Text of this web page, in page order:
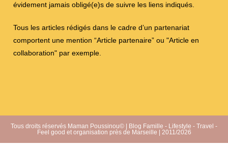
évidement jamais obligé(e)s de suivre les liens indiqués.
Tous les articles rédigés dans le cadre d’un partenariat
comportent une mention “Article partenaire” ou "Article en
collaboration" par exemple.
Tous droits réservés Maman Poussinou© | Blog Famille - Lifestyle - Travel -
Feel good et organisation près de Marseille | 2011/2026